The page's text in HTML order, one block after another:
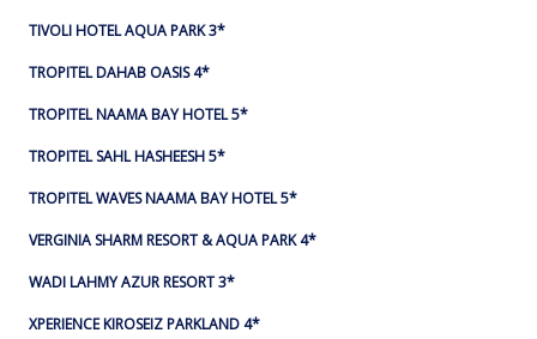
TIVOLI HOTEL AQUA PARK 3*
TROPITEL DAHAB OASIS 4*
TROPITEL NAAMA BAY HOTEL 5*
TROPITEL SAHL HASHEESH 5*
TROPITEL WAVES NAAMA BAY HOTEL 5*
VERGINIA SHARM RESORT & AQUA PARK 4*
WADI LAHMY AZUR RESORT 3*
XPERIENCE KIROSEIZ PARKLAND 4*